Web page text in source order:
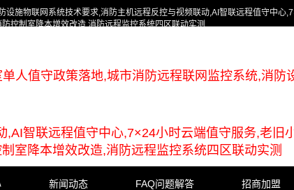
施物联网系统技术要求,消防主机远程反控与视频联动,AI智联远程值守中心
控制室降本增效改造,消防远程监控系统四区联动实测
人值守政策落地,城市消防远程联网监控系统,消防
智联远程值守中心,7×24小时云端值守服务,老旧
室降本增效改造,消防远程监控系统四区联动实测
新闻动态 FAQ问题解答 招商加盟